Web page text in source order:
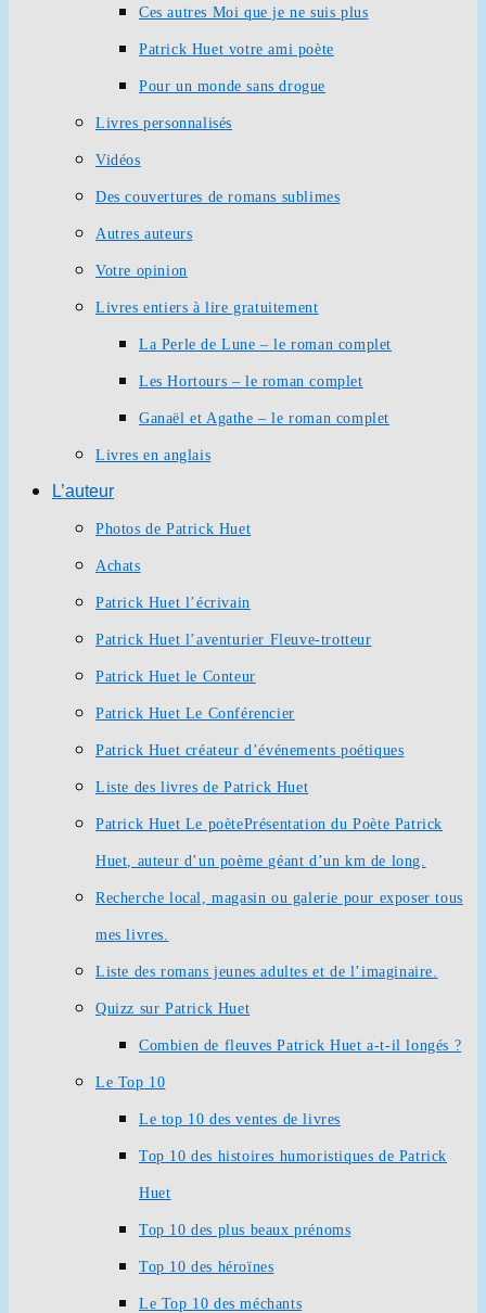
Ces autres Moi que je ne suis plus
Patrick Huet votre ami poète
Pour un monde sans drogue
Livres personnalisés
Vidéos
Des couvertures de romans sublimes
Autres auteurs
Votre opinion
Livres entiers à lire gratuitement
La Perle de Lune – le roman complet
Les Hortours – le roman complet
Ganaël et Agathe – le roman complet
Livres en anglais
L’auteur
Photos de Patrick Huet
Achats
Patrick Huet l’écrivain
Patrick Huet l’aventurier Fleuve-trotteur
Patrick Huet le Conteur
Patrick Huet Le Conférencier
Patrick Huet créateur d’événements poétiques
Liste des livres de Patrick Huet
Patrick Huet Le poètePrésentation du Poète Patrick
Huet, auteur d’un poème géant d’un km de long.
Recherche local, magasin ou galerie pour exposer tous
mes livres.
Liste des romans jeunes adultes et de l’imaginaire.
Quizz sur Patrick Huet
Combien de fleuves Patrick Huet a-t-il longés ?
Le Top 10
Le top 10 des ventes de livres
Top 10 des histoires humoristiques de Patrick
Huet
Top 10 des plus beaux prénoms
Top 10 des héroïnes
Le Top 10 des méchants